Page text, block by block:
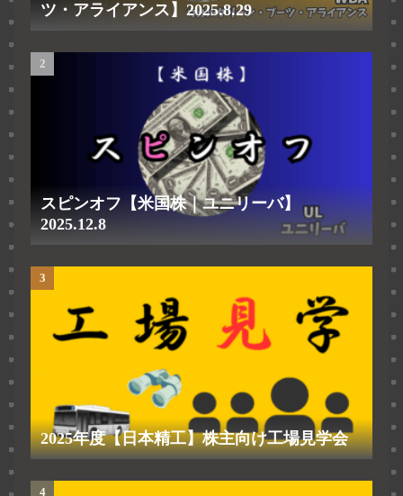
ツ・アライアンス】2025.8.29
スピンオフ【米国株｜ユニリーバ】
2025.12.8
2025年度【日本精工】株主向け工場見学会